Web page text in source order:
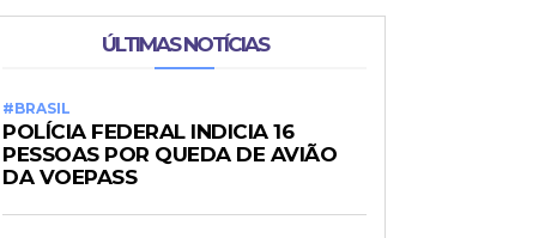
ÚLTIMAS NOTÍCIAS
#BRASIL
POLÍCIA FEDERAL INDICIA 16
PESSOAS POR QUEDA DE AVIÃO
DA VOEPASS